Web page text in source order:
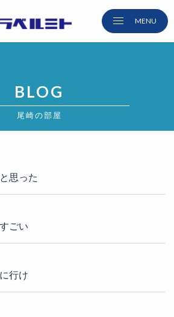
BLOG
尾崎の部屋
思った
ごい
行け